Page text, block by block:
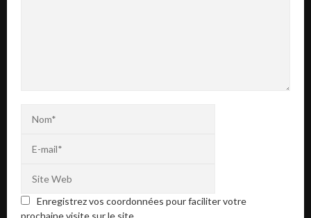
Enregistrez vos coordonnées pour faciliter votre
prochaine visite sur le site